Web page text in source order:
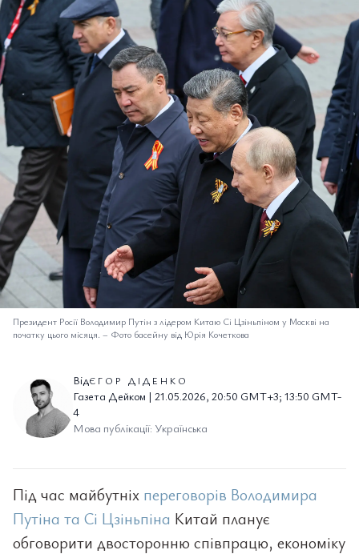
Президент Росії Володимир Путін з лідером Китаю Сі Цзіньпіном у Москві на
початку цього місяця. – Фото басейну від Юрія Кочеткова
ВідЄГОР ДІДЕНКО
Газета Дейком | 21.05.2026, 20:50 GMT+3; 13:50 GMT-
4
Мова публікації: Українська
Під час майбутніх переговорів Володимира
Путіна та Сі Цзіньпіна Китай планує
обговорити двосторонню співпрацю, економіку